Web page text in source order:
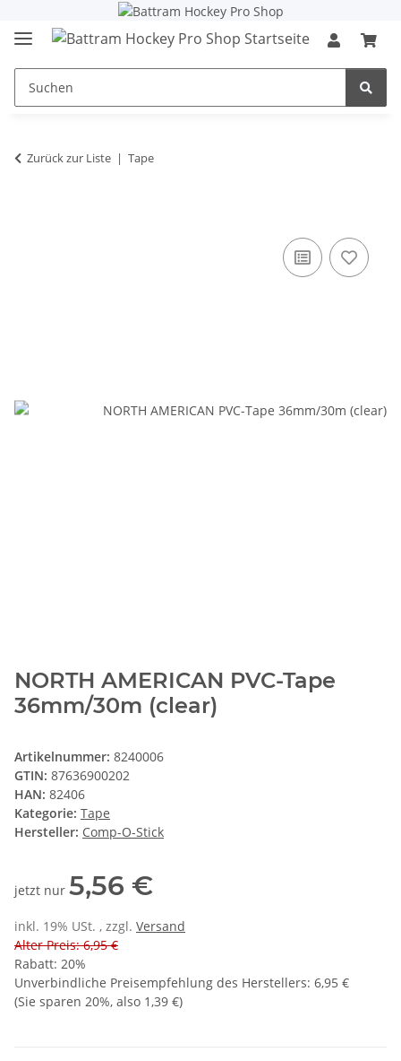
Zurück zur Liste Tape
NORTH AMERICAN PVC-Tape
36mm/30m (clear)
Artikelnummer: 8240006
GTIN: 87636900202
HAN: 82406
Kategorie: Tape
Hersteller: Comp-O-Stick
jetzt nur 5,56 €
inkl. 19% USt. , zzgl. Versand
Alter Preis: 6,95 €
Rabatt: 20%
Unverbindliche Preisempfehlung des Herstellers: 6,95 €
(Sie sparen 20%, also 1,39 €)